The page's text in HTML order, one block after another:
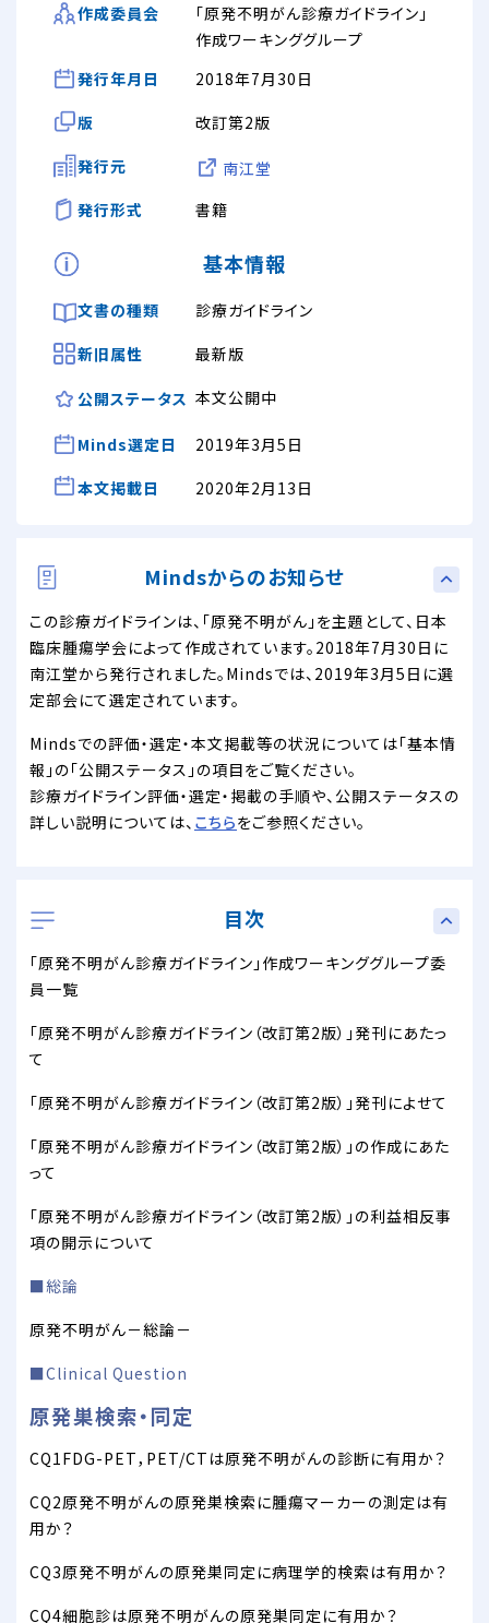
作成委員会
「原発不明がん診療ガイドライン」
作成ワーキンググループ
発行年月日
2018年7月30日
版
改訂第2版
発行元
南江堂
発行形式
書籍
基本情報
文書の種類
診療ガイドライン
新旧属性
最新版
公開ステータス 本文公開中
Minds選定日
2019年3月5日
本文掲載日
2020年2月13日
Mindsからのお知らせ
この診療ガイドラインは、「原発不明がん」を主題として、日本
臨床腫瘍学会によって作成されています。2018年7月30日に
南江堂から発行されました。Mindsでは、2019年3月5日に選
定部会にて選定されています。
Mindsでの評価・選定・本文掲載等の状況については「基本情
報」の「公開ステータス」の項目をご覧ください。
診療ガイドライン評価・選定・掲載の手順や、公開ステータスの
詳しい説明については、 こちらをご参照ください。
目次
「原発不明がん診療ガイドライン」作成ワーキンググループ委
員一覧
「原発不明がん診療ガイドライン（改訂第2版）」発刊にあたっ
て
「原発不明がん診療ガイドライン（改訂第2版）」発刊によせて
「原発不明がん診療ガイドライン（改訂第2版）」の作成にあた
って
「原発不明がん診療ガイドライン（改訂第2版）」の利益相反事
項の開示について
■総論
原発不明がん－総論－
■Clinical Question
原発巣検索・同定
CQ1FDG-PET，PET/CTは原発不明がんの診断に有用か？
CQ2原発不明がんの原発巣検索に腫瘍マーカーの測定は有
用か？
CQ3原発不明がんの原発巣同定に病理学的検索は有用か？
CQ4細胞診は原発不明がんの原発巣同定に有用か？